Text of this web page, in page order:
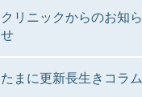
クリニックからのお知ら
せ
たまに更新長生きコラム